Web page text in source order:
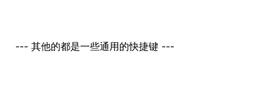
--- 其他的都是一些通用的快捷键 ---